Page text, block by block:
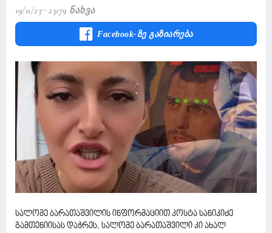
19/11/23 23179 Ნახვა
Facebook-Ზე Გაზიარება
სალომე ბარათაშვილის ინფორმაციით კოსტა სანიკიძე
გამთენიისას დაჭრეს, სალომე ბარათაშვილი კი ახალ